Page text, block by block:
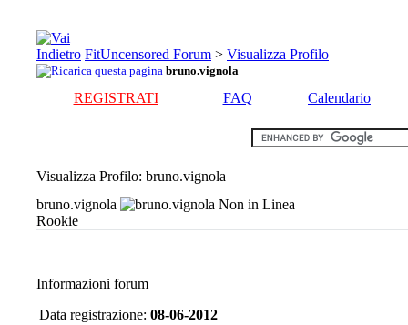
FitUncensored Forum > Visualizza Profilo
bruno.vignola
REGISTRATI FAQ Calendario
Visualizza Profilo: bruno.vignola
bruno.vignola
Rookie
Informazioni forum
Data registrazione: 08-06-2012